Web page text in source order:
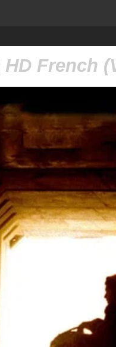
HD French